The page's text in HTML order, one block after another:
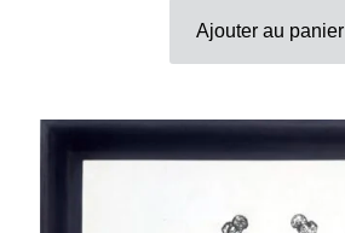
Ajouter au panier